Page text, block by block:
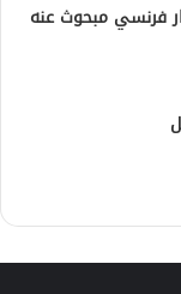
فرنسي مبحوث عنه